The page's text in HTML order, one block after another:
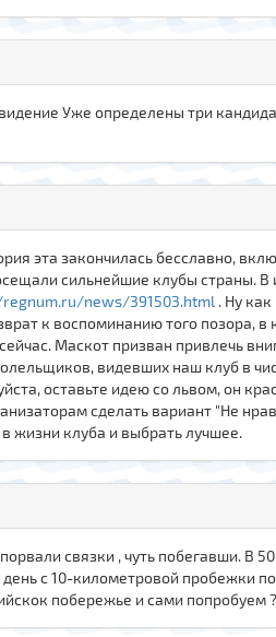
Уже определены три
эта закончилась бесславно,
сильнейшие клубы страны.
news/391503.html . Ну
к воспоминанию того
Маскот призван привлечь
видевших наш клуб в
оставьте идею со львом, он
сделать вариант "Не
жизни клуба и выбрать лучшее.
связки , чуть побегавши. В
с 10-километровой пробежки
побережье и сами попробуем ?